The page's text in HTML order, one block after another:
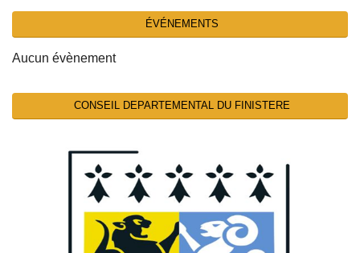
ÉVÉNEMENTS
Aucun évènement
CONSEIL DEPARTEMENTAL DU FINISTERE